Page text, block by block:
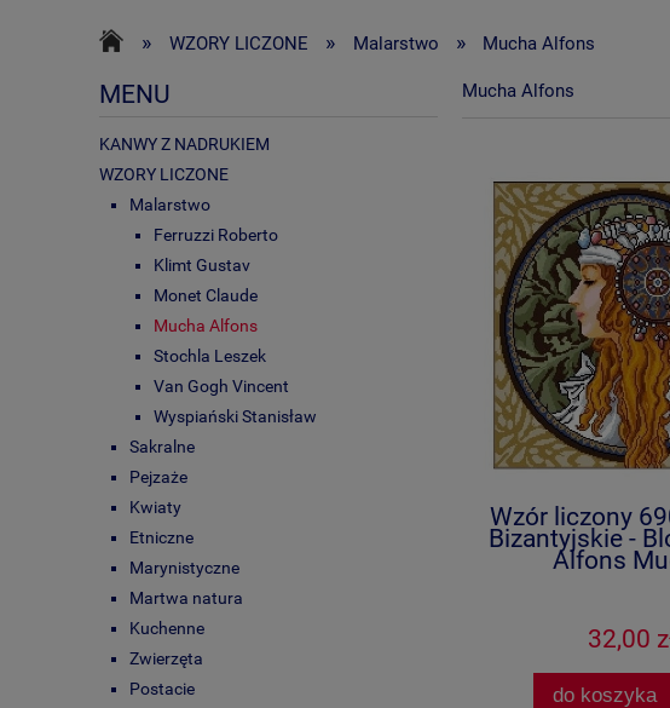
» WZORY LICZONE » Malarstwo » Mucha Alfons
MENU
KANWY Z NADRUKIEM
WZORY LICZONE
Malarstwo
Ferruzzi Roberto
Klimt Gustav
Monet Claude
Mucha Alfons
Stochla Leszek
Van Gogh Vincent
Wyspiański Stanisław
Sakralne
Pejzaże
Kwiaty
Etniczne
Marynistyczne
Martwa natura
Kuchenne
Zwierzęta
Postacie
Mucha Alfons
Wzór liczony
Bizantyjskie -
Alfons
32,00
do koszyka